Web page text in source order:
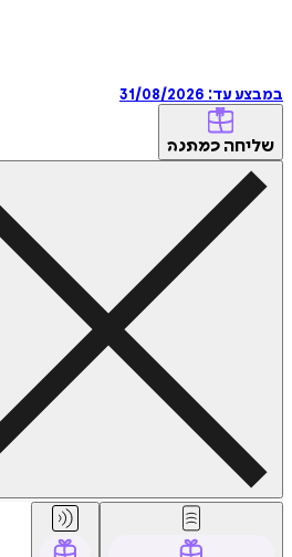
במבצע עד: 31/08/2026
שליחה כמתנה